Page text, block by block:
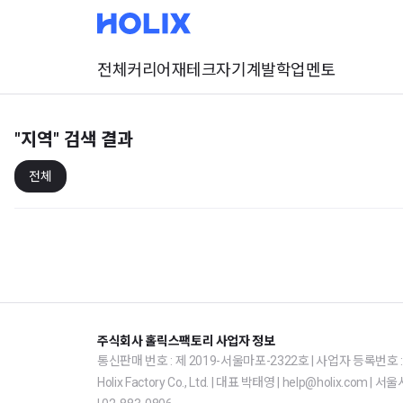
전체 커리어재테크자기계발학업멘토
"지역" 검색 결과
전체
주식회사 홀릭스팩토리 사업자 정보
통신판매 번호 : 제 2019-서울마포-2322호 | 사업자 등록번
Holix Factory Co., Ltd. | 대표 박태영 | help@holix.com | 서